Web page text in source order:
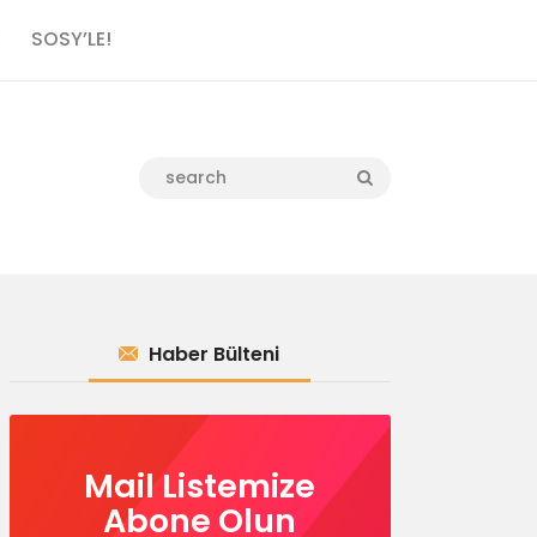
SOSY’LE!
Haber Bülteni
Mail Listemize
Abone Olun